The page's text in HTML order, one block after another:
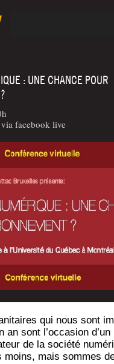
: UNE CHANCE POUR
facebook live
qui nous sont
an sont l’occasion
de la socié­té
moins, mais sommes